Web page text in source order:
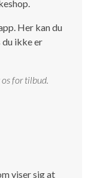
Her kan du
ikke er
for tilbud.
viser sig at